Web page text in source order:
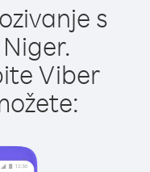
s
Viber